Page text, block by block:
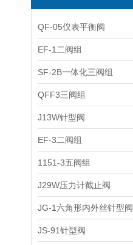
QF-05仪表平衡阀
EF-1二阀组
SF-2B一体化三阀组
QFF3三阀组
J13W针型阀
EF-3二阀组
1151-3五阀组
J29W压力计截止阀
JG-1六角形内外丝针型阀
JS-91针型阀